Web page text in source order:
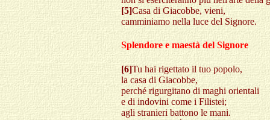
[5]Casa di Giacobbe, vieni,
camminiamo nella luce del Signore.
Splendore e maestà del Signore
[6]Tu hai rigettato il tuo popolo,
la casa di Giacobbe,
perché rigurgitano di maghi orientali
e di indovini come i Filistei;
agli stranieri battono le mani.